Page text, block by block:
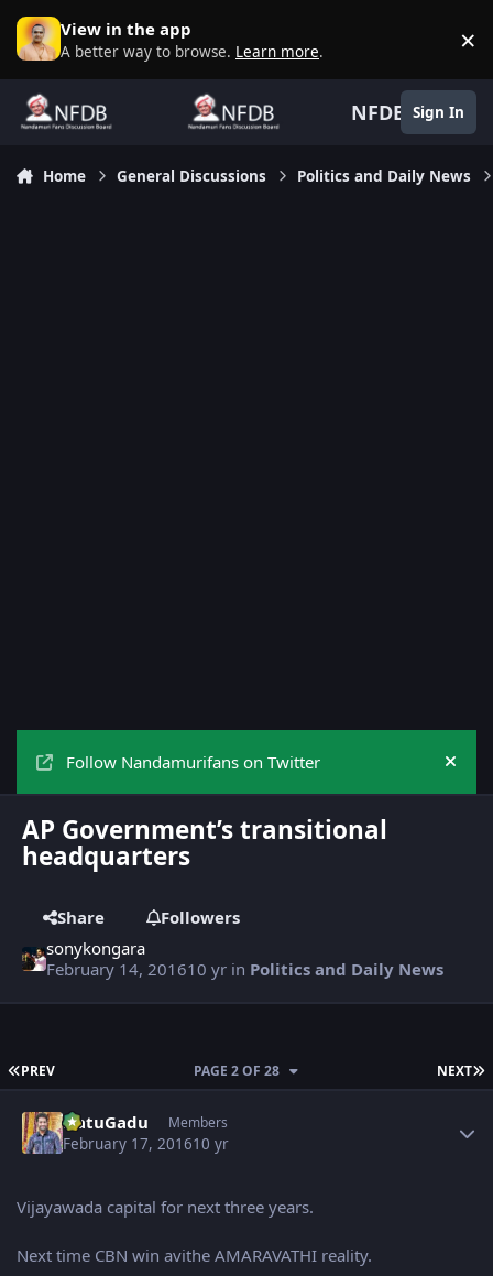
Skip to content
View in the app
A better way to browse. Learn more. ×
NFDB Sign In
Home General Discussions Politics and Daily News
Follow Nandamurifans on Twitter Hide
AP Government’s transitional
headquarters
Share
Followers
sonykongara
February 14, 201610 yr in Politics and Daily News
FIRST PAGE
PREV NEXT
PAGE 2 OF 28
NatuGadu Members
February 17, 201610 yr
Vijayawada capital for next three years.
Next time CBN win avithe AMARAVATHI reality.